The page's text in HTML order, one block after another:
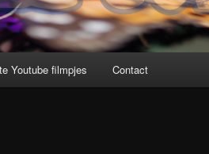
Youtube filmpjes Contact